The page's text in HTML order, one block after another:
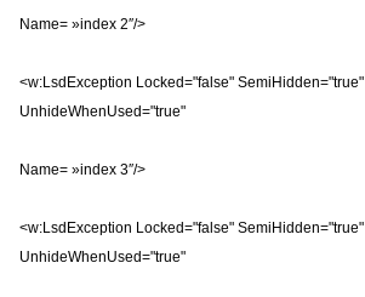
Name= »index 2″/>
<w:LsdException Locked="false" SemiHidden="true"
UnhideWhenUsed="true"
Name= »index 3″/>
<w:LsdException Locked="false" SemiHidden="true"
UnhideWhenUsed="true"